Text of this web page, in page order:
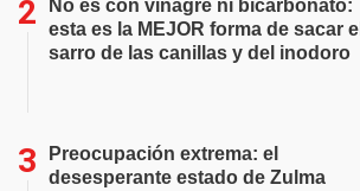
No es con vinagre ni bicarbonato:
esta es la MEJOR forma de sacar el
sarro de las canillas y del inodoro
Preocupación extrema: el
desesperante estado de Zulma